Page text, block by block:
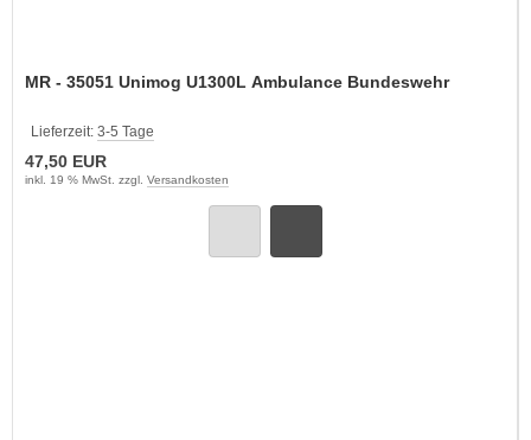
MR - 35051 Unimog U1300L Ambulance Bundeswehr
Lieferzeit: 3-5 Tage
47,50 EUR
inkl. 19 % MwSt. zzgl. Versandkosten